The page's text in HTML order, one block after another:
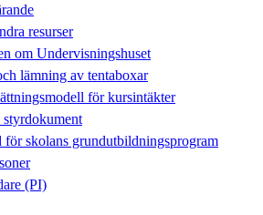
resurser
om Undervisningshuset
lämning av tentaboxar
för kursintäkter
styrdokument
för skolans grundutbildningsprogram
(PI)